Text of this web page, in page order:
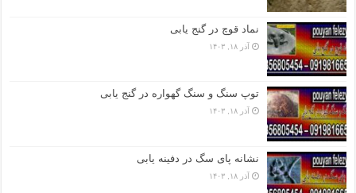
نماد قوچ در گنج یابی
آذر ۱۸, ۱۴۰۳
توپ سنگ و سنگ گهواره در گنج یابی
آذر ۱۸, ۱۴۰۳
نشانه پای سگ در دفینه یابی
آذر ۱۸, ۱۴۰۳